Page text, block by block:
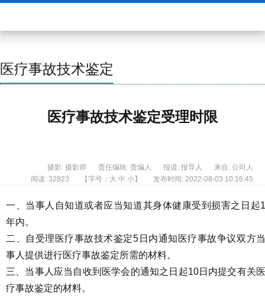
医疗事故技术鉴定
医疗事故技术鉴定受理时限
来自: 公司人
报道: 报导人
责任编辑: 责编人
摄影: 摄影师
发布时间: 2022-08-03 10:16:45
【字号： 大 中 小】
阅读: 32823
一、当事人自知道或者应当知道其身体健康受到损害之日起
年内。
二、自受理医疗事故技术鉴定5日内通知医疗事故争议双方
事人提供进行医疗事故鉴定所需的材料。
三、当事人应当自收到医学会的通知之日起10日内提交有关
疗事故鉴定的材料。